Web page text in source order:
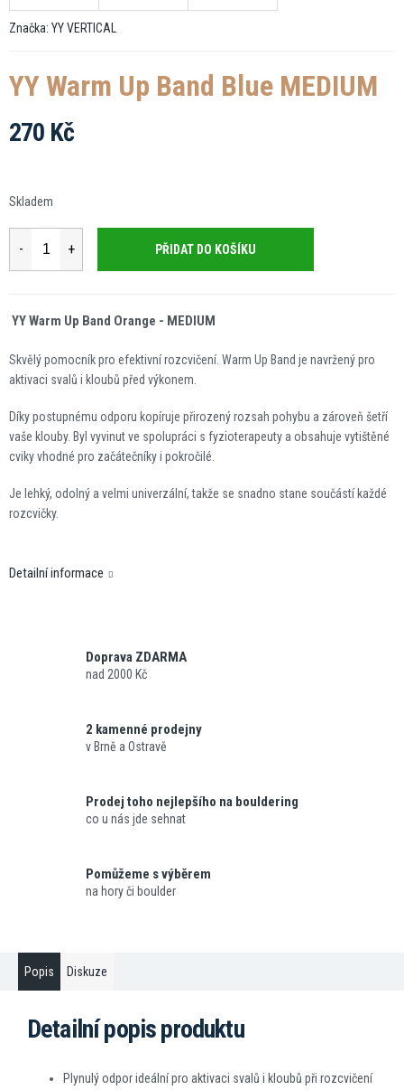
Značka: YY VERTICAL
YY Warm Up Band Blue MEDIUM
270 Kč
Skladem
PŘIDAT DO KOŠÍKU
YY Warm Up Band Orange - MEDIUM
Skvělý pomocník pro efektivní rozcvičení. Warm Up Band je navržený pro
aktivaci svalů i kloubů před výkonem.
Díky postupnému odporu kopíruje přirozený rozsah pohybu a zároveň šetří
vaše klouby. Byl vyvinut ve spolupráci s fyzioterapeuty a obsahuje vytištěné
cviky vhodné pro začátečníky i pokročilé.
Je lehký, odolný a velmi univerzální, takže se snadno stane součástí každé
rozcvičky.
Detailní informace
Doprava ZDARMA
nad 2000 Kč
2 kamenné prodejny
v Brně a Ostravě
Prodej toho nejlepšího na bouldering
co u nás jde sehnat
Pomůžeme s výběrem
na hory či boulder
Popis Diskuze
Detailní popis produktu
Plynulý odpor ideální pro aktivaci svalů i kloubů při rozcvičení